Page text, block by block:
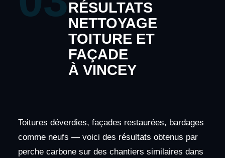
RÉSULTATS
NETTOYAGE
TOITURE ET
FAÇADE
À VINCEY
Toitures déverdies, façades restaurées, bardages
comme neufs — voici des résultats obtenus par
perche carbone sur des chantiers similaires dans